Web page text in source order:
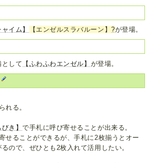
イム】 【エンゼルスラバルーン】?が登場。
として 【ふわふわエンゼル】 が登場。
れる。
びき】で手札に呼び寄せることが出来る。
せることができるが、手札に2枚揃うとオー
ので、ぜひとも2枚入れて活用したい。